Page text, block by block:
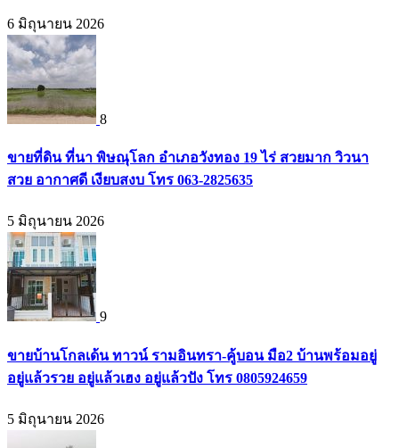
6 มิถุนายน 2026
8
ขายที่ดิน ที่นา พิษณุโลก อำเภอวังทอง 19 ไร่ สวยมาก วิวนา
สวย อากาศดี เงียบสงบ โทร 063-2825635
5 มิถุนายน 2026
9
ขายบ้านโกลเด้น ทาวน์ รามอินทรา-คู้บอน มือ2 บ้านพร้อมอยู่
อยู่แล้วรวย อยู่แล้วเฮง อยู่แล้วปัง โทร 0805924659
5 มิถุนายน 2026